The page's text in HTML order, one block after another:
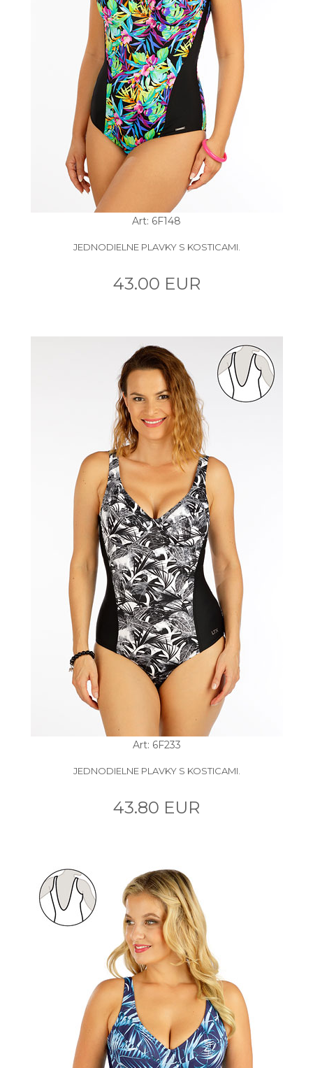
Art: 6F148
JEDNODIELNE PLAVKY S KOSTICAMI.
43.00 EUR
Art: 6F233
JEDNODIELNE PLAVKY S KOSTICAMI.
43.80 EUR